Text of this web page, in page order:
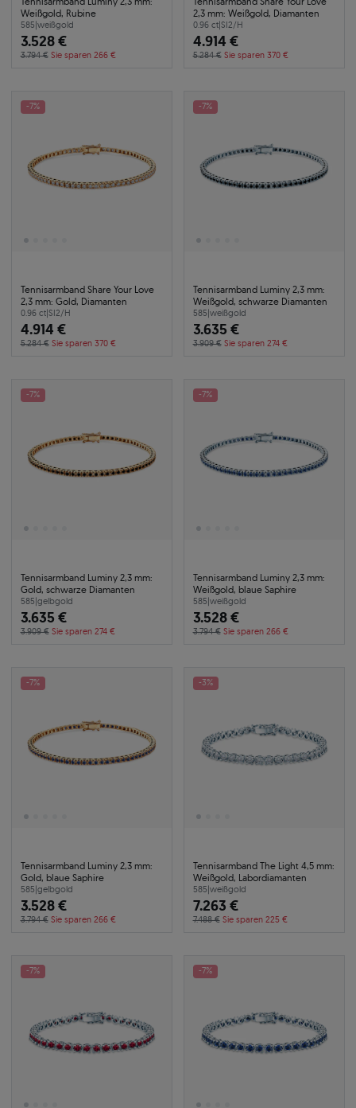
Weißgold, Rubine
585|weißgold
3.528 €
3.794 € Sie sparen 266 €
2,3 mm: Weißgold, Diamanten
0.96 ct|SI2/H
4.914 €
5.284 € Sie sparen 370 €
-7%
Tennisarmband Share Your Love
2,3 mm: Gold, Diamanten
0.96 ct|SI2/H
4.914 €
5.284 € Sie sparen 370 €
-7%
Tennisarmband Luminy 2,3 mm:
Weißgold, schwarze Diamanten
585|weißgold
3.635 €
3.909 € Sie sparen 274 €
-7%
Tennisarmband Luminy 2,3 mm:
Gold, schwarze Diamanten
585|gelbgold
3.635 €
3.909 € Sie sparen 274 €
-7%
Tennisarmband Luminy 2,3 mm:
Weißgold, blaue Saphire
585|weißgold
3.528 €
3.794 € Sie sparen 266 €
-7%
Tennisarmband Luminy 2,3 mm:
Gold, blaue Saphire
585|gelbgold
3.528 €
3.794 € Sie sparen 266 €
-3%
Tennisarmband The Light 4,5 mm:
Weißgold, Labordiamanten
585|weißgold
7.263 €
7.488 € Sie sparen 225 €
-7% -7%